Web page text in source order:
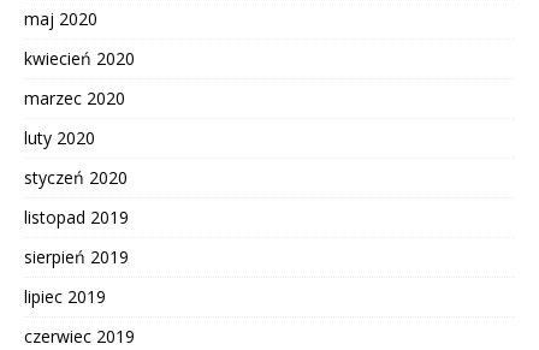
maj 2020
kwiecień 2020
marzec 2020
luty 2020
styczeń 2020
listopad 2019
sierpień 2019
lipiec 2019
czerwiec 2019